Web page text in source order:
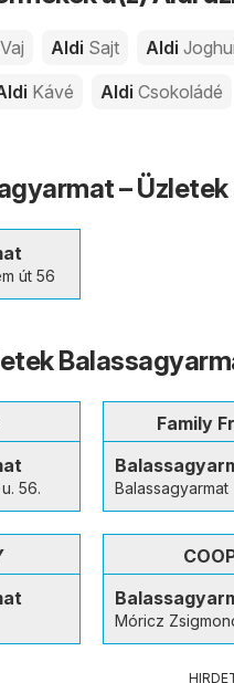
Vaj Aldi Sajt Aldi
Kávé Aldi Csokoládé
–
út 56
56.
Family
Balassagyarmat
Móricz